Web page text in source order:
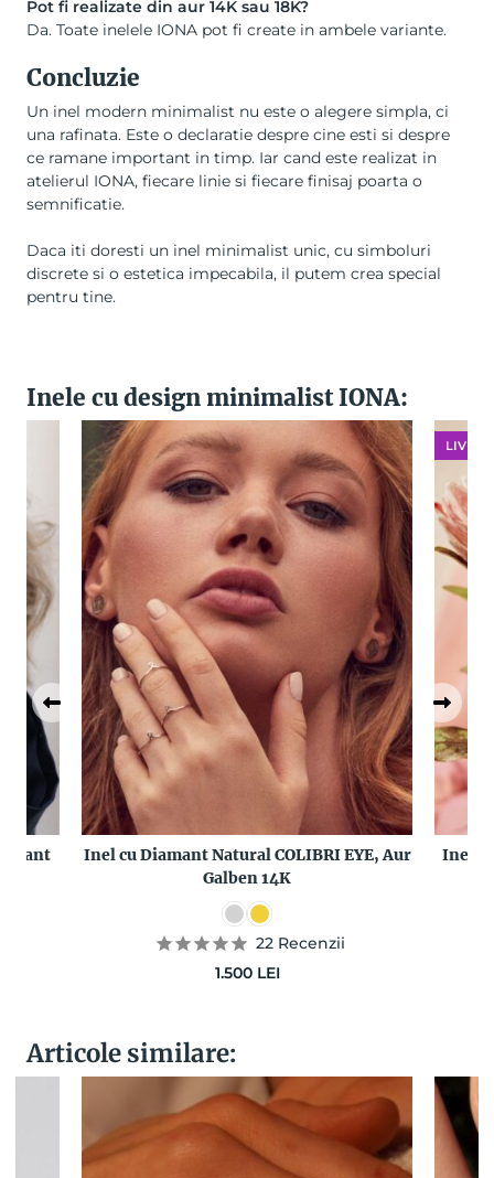
Pot fi realizate din aur 14K sau 18K?
Da. Toate inelele IONA pot fi create in ambele variante.
Concluzie
Un inel modern minimalist nu este o alegere simpla, ci
una rafinata. Este o declaratie despre cine esti si despre
ce ramane important in timp. Iar cand este realizat in
atelierul IONA, fiecare linie si fiecare finisaj poarta o
semnificatie.
Daca iti doresti un inel minimalist unic, cu simboluri
discrete si o estetica impecabila, il putem crea special
pentru tine.
Inele cu design minimalist IONA:
Inel cu Diamant Natural COLIBRI EYE, Aur
Galben 14K
22Recenzii
1.500 LEI
Inel
Articole similare: